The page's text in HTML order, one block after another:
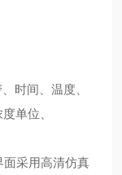
时间、温度、
单位、
采用高清仿真